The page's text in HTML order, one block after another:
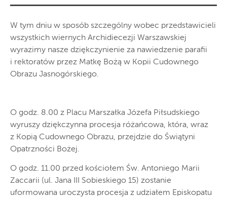
W tym dniu w sposób szczególny wobec przedstawicieli
wszystkich wiernych Archidiecezji Warszawskiej
wyrazimy nasze dziękczynienie za nawiedzenie parafii
i rektoratów przez Matkę Bożą w Kopii Cudownego
Obrazu Jasnogórskiego.
O godz. 8.00 z Placu Marszałka Józefa Piłsudskiego
wyruszy dziękczynna procesja różańcowa, która, wraz
z Kopią Cudownego Obrazu, przejdzie do Świątyni
Opatrzności Bożej.
O godz. 11.00 przed kościołem Św. Antoniego Marii
Zaccarii (ul. Jana III Sobieskiego 15) zostanie
uformowana uroczysta procesja z udziałem Episkopatu